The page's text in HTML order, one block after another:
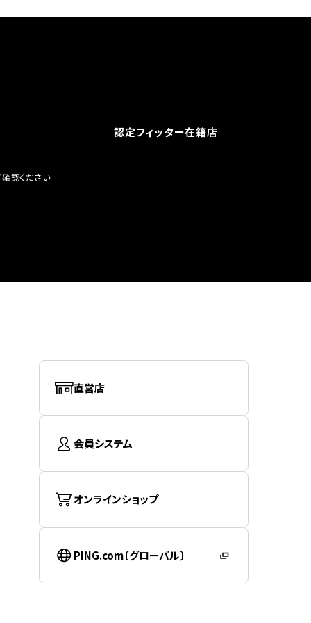
認定フィッター在籍店
認ください
直営店
会員システム
オンラインショップ
PING.com〔グローバル〕